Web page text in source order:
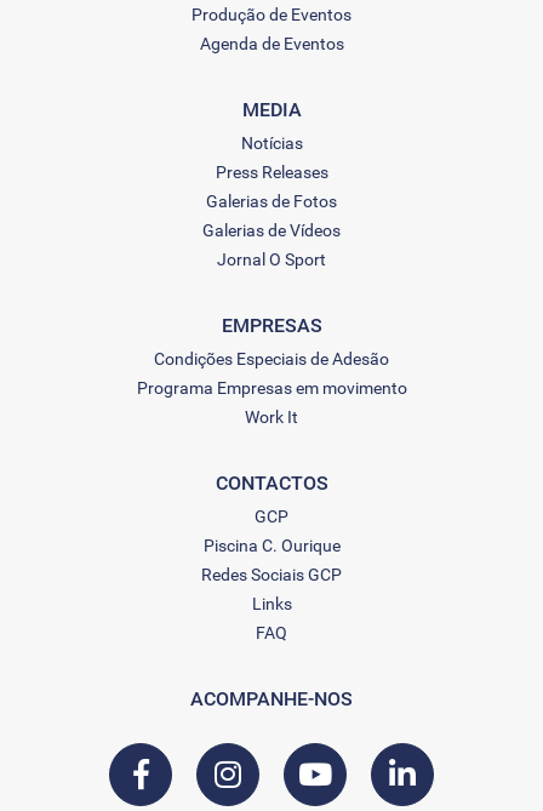
Produção de Eventos
Agenda de Eventos
MEDIA
Notícias
Press Releases
Galerias de Fotos
Galerias de Vídeos
Jornal O Sport
EMPRESAS
Condições Especiais de Adesão
Programa Empresas em movimento
Work It
CONTACTOS
GCP
Piscina C. Ourique
Redes Sociais GCP
Links
FAQ
ACOMPANHE-NOS